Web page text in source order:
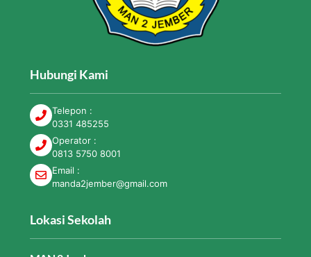
Hubungi Kami
Telepon :
0331 485255
Operator :
0813 5750 8001
Email :
manda2jember@gmail.com
Lokasi Sekolah